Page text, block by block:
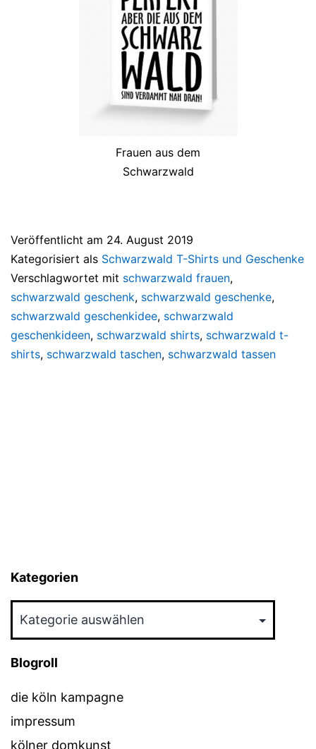
Frauen aus dem
Schwarzwald
Veröffentlicht am 24. August 2019
Kategorisiert als Schwarzwald T-Shirts und Geschenke
Verschlagwortet mit schwarzwald frauen,
schwarzwald geschenk, schwarzwald geschenke,
schwarzwald geschenkidee, schwarzwald
geschenkideen, schwarzwald shirts, schwarzwald t-
shirts, schwarzwald taschen, schwarzwald tassen
Kategorien
Blogroll
die köln kampagne
impressum
kölner domkunst